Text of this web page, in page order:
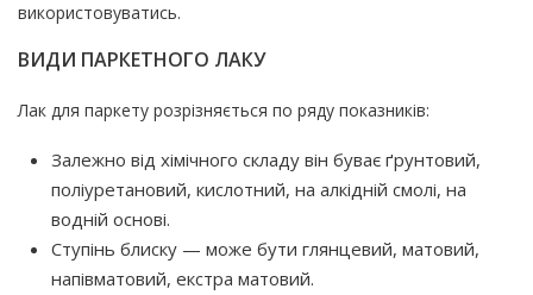
використовуватись.
ВИДИ ПАРКЕТНОГО ЛАКУ
Лак для паркету розрізняється по ряду показників:
Залежно від хімічного складу він буває ґрунтовий,
поліуретановий, кислотний, на алкідній смолі, на
водній основі.
Ступінь блиску — може бути глянцевий, матовий,
напівматовий, екстра матовий.